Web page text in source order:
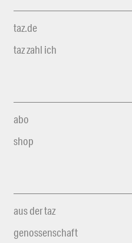
taz.de
taz zahl ich
abo
shop
aus der taz
genossenschaft